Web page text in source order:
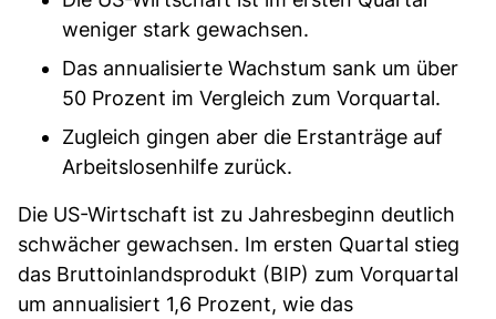
weniger stark gewachsen.
Das annualisierte Wachstum sank um über
50 Prozent im Vergleich zum Vorquartal.
Zugleich gingen aber die Erstanträge auf
Arbeitslosenhilfe zurück.
Die US-Wirtschaft ist zu Jahresbeginn deutlich
schwächer gewachsen. Im ersten Quartal stieg
das Bruttoinlandsprodukt (BIP) zum Vorquartal
um annualisiert 1,6 Prozent, wie das